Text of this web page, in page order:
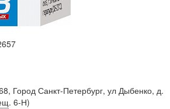
Город Санкт-Петербург, ул Дыбенко, д.
6-Н)